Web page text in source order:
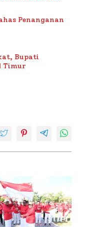
Penanganan
Bupati
Timur